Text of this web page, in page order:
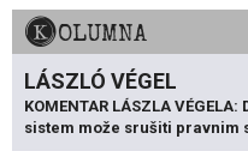
KOLUMNA
LÁSZLÓ VÉGEL
KOMENTAR LÁSZLA
sistem može srušiti pravnim